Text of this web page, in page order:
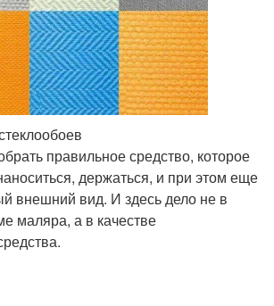
правильное средство, которое
держаться, и при этом еще
внешний вид. И здесь дело не в
маляра, а в качестве